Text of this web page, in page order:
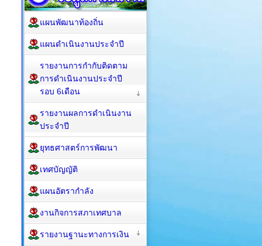
แผนพัฒนาท้องถิ่น
แผนดำเนินงานประจำปี
รายงานการกำกับติดตาม
การดำเนินงานประจำปี
รอบ 6เดือน
รายงานผลการดำเนินงาน
ประจำปี
ยุทธศาสตร์การพัฒนา
เทศบัญญัติ
แผนอัตรากำลัง
งานกิจการสภาเทศบาล
รายงานฐานะทางการเงิน